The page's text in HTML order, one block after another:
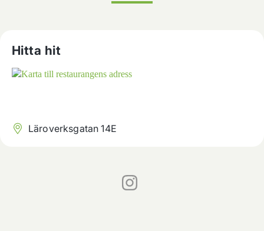
Hitta hit
Läroverksgatan 14E